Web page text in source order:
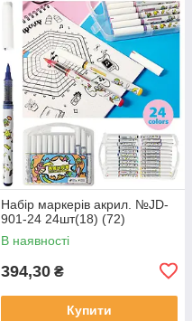
Набір маркерів акрил. №JD-
901-24 24шт(18) (72)
В наявності
394,30 ₴
Купити